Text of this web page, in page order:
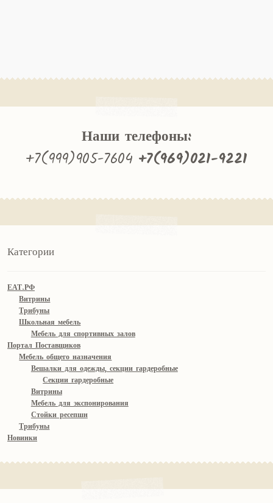
Наши телефоны:
+7(999)905-7604 +7(969)021-9221
Категории
ЕАТ.РФ
Витрины
Трибуны
Школьная мебель
Мебель для спортивных залов
Портал Поставщиков
Мебель общего назначения
Вешалки для одежды, секции гардеробные
Секции гардеробные
Витрины
Мебель для экспонирования
Стойки ресепшн
Трибуны
Новинки